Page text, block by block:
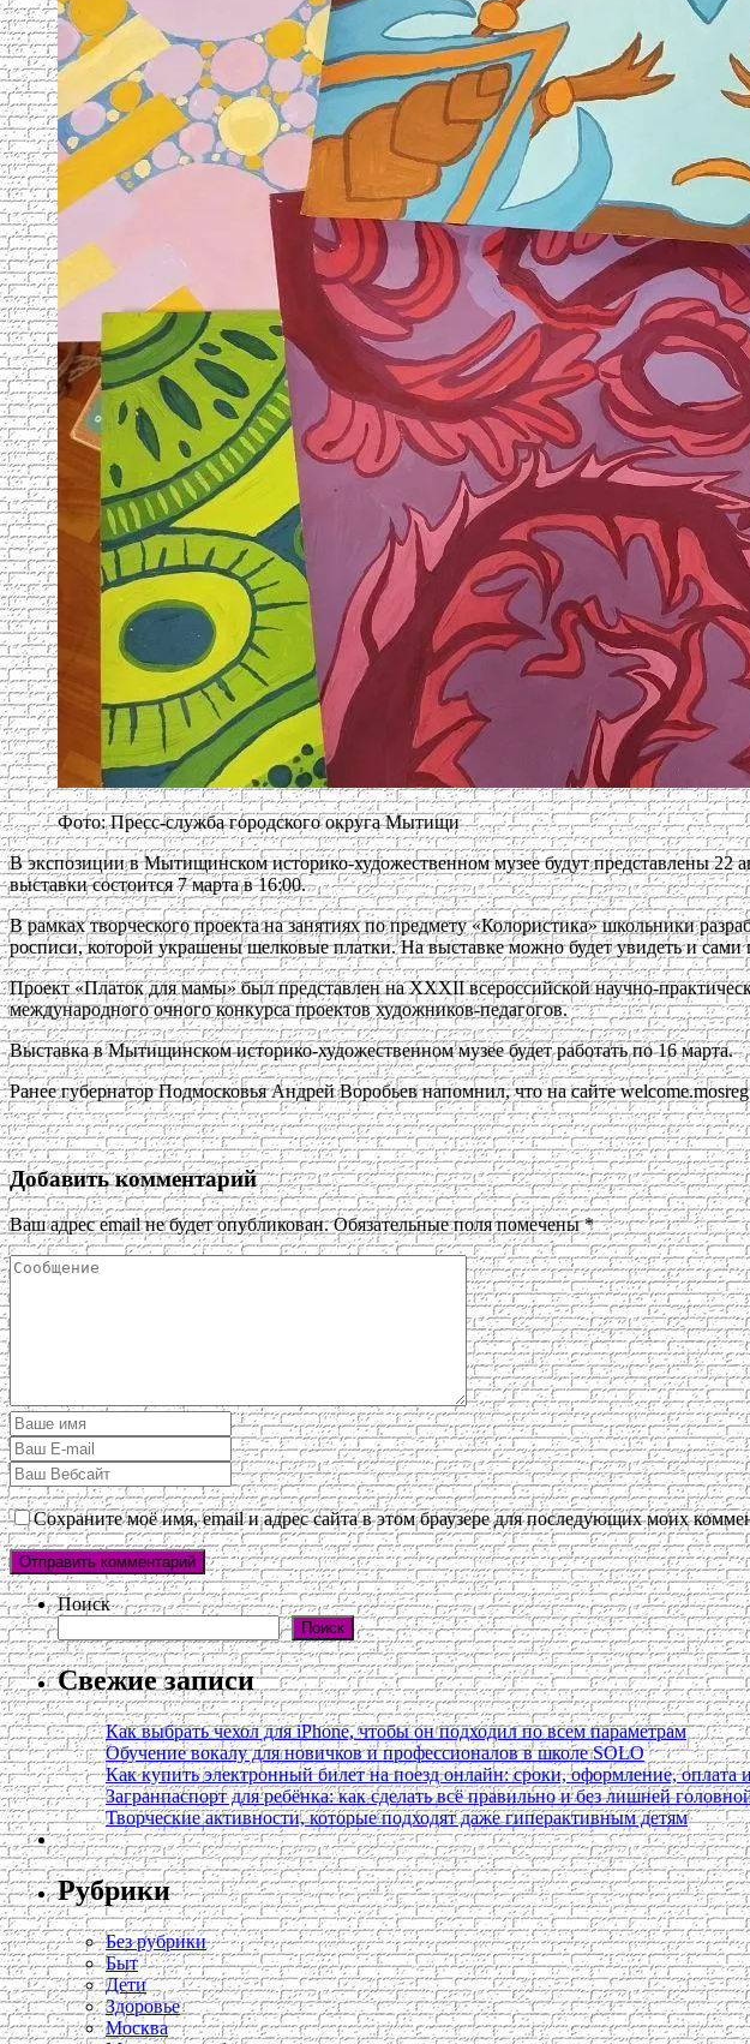
Фото: Пресс-служба городского округа Мытищи
В экспозиции в Мытищинском историко-художественном музее будут представлены
выставки состоится 7 марта в 16:00.
В рамках творческого проекта на занятиях по предмету «Колористика» школьники
росписи, которой украшены шелковые платки. На выставке можно будет увидеть и сами
Проект «Платок для мамы» был представлен на ХХХII всероссийской научно-
международного очного конкурса проектов художников-педагогов.
Выставка в Мытищинском историко-художественном музее будет работать по 16 марта.
Ранее губернатор Подмосковья Андрей Воробьев напомнил, что на сайте
Добавить комментарий
Ваш адрес email не будет опубликован. Обязательные поля помечены*
Сохраните моё имя, email и адрес сайта в этом браузере для последующих моих
Поиск
Поиск
Свежие записи
Как выбрать чехол для iPhone, чтобы он подходил по всем параметрам
Обучение вокалу для новичков и профессионалов в школе SOLO
Как купить электронный билет на поезд онлайн: сроки, оформление, оплата
Загранпаспорт для ребёнка: как сделать всё правильно и без лишней
Творческие активности, которые подходят даже гиперактивным детям
Рубрики
Без рубрики
Быт
Дети
Здоровье
Москва